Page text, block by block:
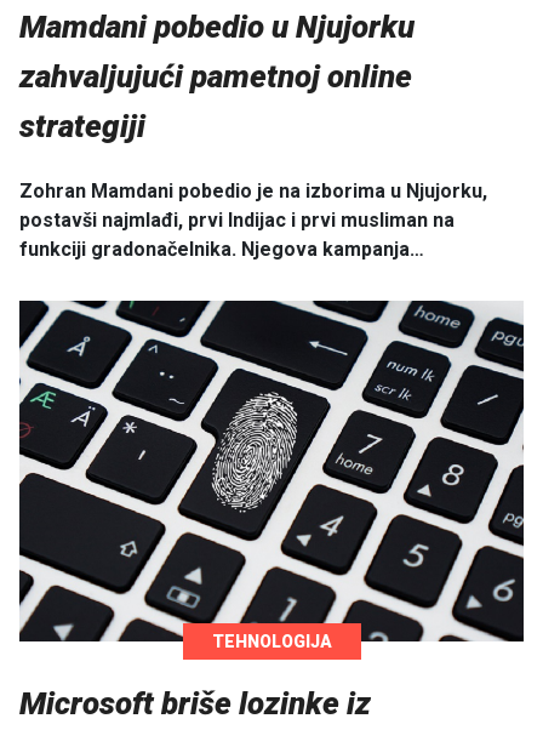
Mamdani pobedio u Njujorku
zahvaljujući pametnoj online
strategiji
Zohran Mamdani pobedio je na izborima u Njujorku,
postavši najmlađi, prvi Indijac i prvi musliman na
funkciji gradonačelnika. Njegova kampanja…
TEHNOLOGIJA
Microsoft briše lozinke iz